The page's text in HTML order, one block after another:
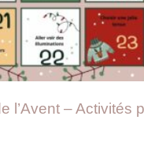
l’Avent – Activités